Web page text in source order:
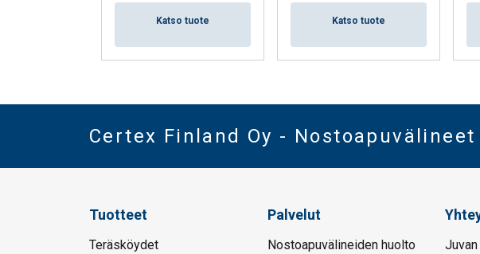
Katso tuote Katso tuote
Certex Finland Oy -
Tuotteet
Teräsköydet
Palvelut
Nostoapuvälineiden huolto